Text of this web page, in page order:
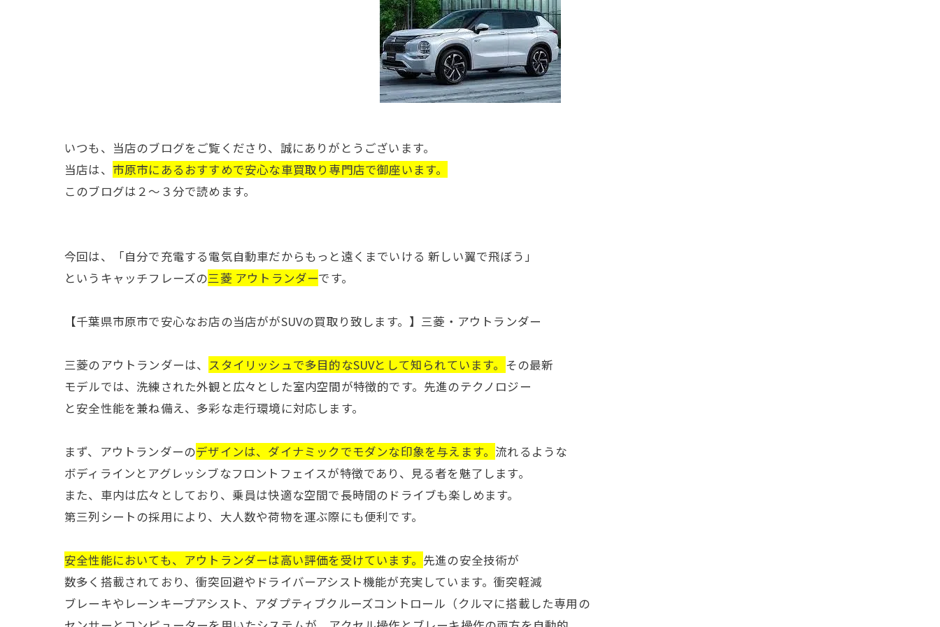
いつも、当店のブログをご覧くださり、誠にありがとうございます。
当店は、 市原市にあるおすすめで安心な車買取り専門店で御座います。
このブログは２～３分で読めます。
今回は、「自分で充電する電気自動車だからもっと遠くまでいける 新しい翼で飛ぼう」
というキャッチフレーズの三菱 アウトランダーです。
【千葉県市原市で安心なお店の当店ががSUVの買取り致します。】三菱・アウトランダー
三菱のアウトランダーは、 スタイリッシュで多目的なSUVとして知られています。 その最新
モデルでは、洗練された外観と広々とした室内空間が特徴的です。先進のテクノロジー
と安全性能を兼ね備え、多彩な走行環境に対応します。
まず、アウトランダーのデザインは、ダイナミックでモダンな印象を与えます。 流れるような
ボディラインとアグレッシブなフロントフェイスが特徴であり、見る者を魅了します。
また、車内は広々としており、乗員は快適な空間で長時間のドライブも楽しめます。
第三列シートの採用により、大人数や荷物を運ぶ際にも便利です。
安全性能においても、アウトランダーは高い評価を受けています。 先進の安全技術が
数多く搭載されており、衝突回避やドライバーアシスト機能が充実しています。衝突軽減
ブレーキやレーンキープアシスト、アダプティブクルーズコントロール（クルマに搭載した専用の